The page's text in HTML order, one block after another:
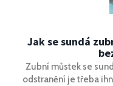
Jak se sundá
Zubní můstek se
odstranění je třeba